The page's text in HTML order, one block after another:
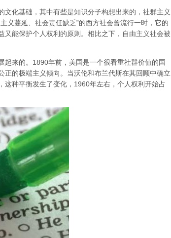
化基础，其中有些是知识分子构想出来的，社群主义
义蔓延、社会责任缺乏”的西方社会曾流行一时，它的
又能保护个人权利的原则 。相比之下，自由主义社会被
来的。1890年前，美国是一个很看重社群价值的国
的极端主义倾向。当沃伦和布兰代斯在其回顾中确立
这种平衡发生了变化，1960年左右，个人权利开始占